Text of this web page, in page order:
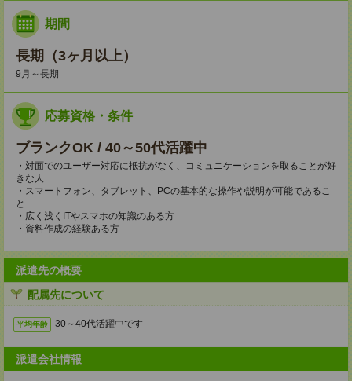
期間
長期（3ヶ月以上）
9月～長期
応募資格・条件
ブランクOK / 40～50代活躍中
・対面でのユーザー対応に抵抗がなく、コミュニケーションを取ることが好
きな人
・スマートフォン、タブレット、PCの基本的な操作や説明が可能であるこ
と
・広く浅くITやスマホの知識のある方
・資料作成の経験ある方
派遣先の概要
配属先について
平均年齢 30～40代活躍中です
派遣会社情報